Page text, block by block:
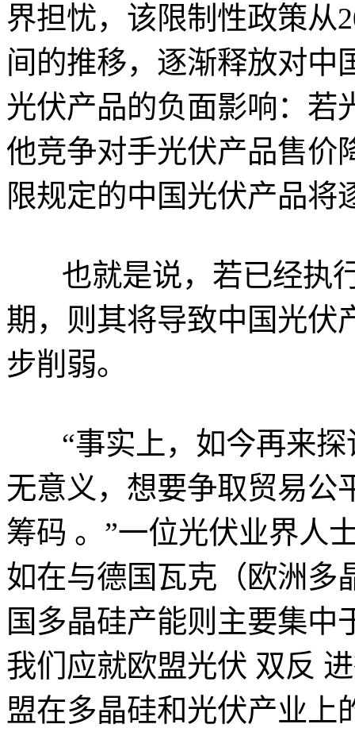
界担忧，该限制性政策从
间的推移，逐渐释放对中
光伏产品的负面影响：若
他竞争对手光伏产品售价
限规定的中国光伏产品
也就是说，若已经执
期，则其将导致中国光伏
步削弱。
“事实上，如今再来
无意义，想要争取贸易公
筹码 。”一位光伏业界人
如在与德国瓦克（欧洲多
国多晶硅产能则主要集中
我们应就欧盟光伏 双反
盟在多晶硅和光伏产业上